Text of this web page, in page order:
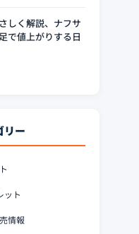
しく解説、ナフサ
で値上がりする日
ー
ット
情報